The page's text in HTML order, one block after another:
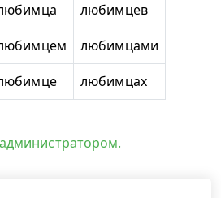
любимцев
любимцами
любимцах